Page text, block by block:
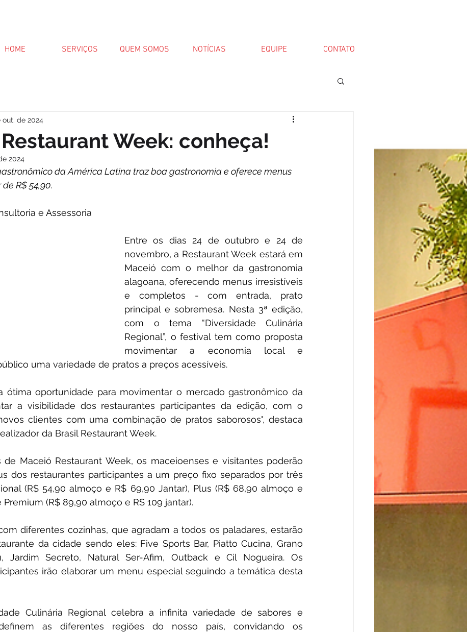
HOME SERVIÇOS QUEM SOMOS NOTÍCIAS EQUIPE CONTATO
Week: conheça!
out. de 2024
2024
da América Latina traz boa gastronomia e oferece menus
R$ 54,90.
e Assessoria
Entre os dias 24 de outubro e 24 de
novembro, a Restaurant Week estará em
Maceió com o melhor da gastronomia
alagoana, oferecendo menus irresistíveis
e completos - com entrada, prato
principal e sobremesa. Nesta 3ª edição,
com o tema “Diversidade Culinária
Regional”, o festival tem como proposta
movimentar a economia local e
uma variedade de pratos a preços acessíveis.
ótima oportunidade para movimentar o mercado gastronômico da
a visibilidade dos restaurantes participantes da edição, com o
clientes com uma combinação de pratos saborosos", destaca
da Brasil Restaurant Week.
Maceió Restaurant Week, os maceioenses e visitantes poderão
dos restaurantes participantes a um preço fixo separados por três
(R$ 54,90 almoço e R$ 69,90 Jantar), Plus (R$ 68,90 almoço e
Premium (R$ 89,90 almoço e R$ 109 jantar).
diferentes cozinhas, que agradam a todos os paladares, estarão
da cidade sendo eles: Five Sports Bar, Piatto Cucina, Grano
Jardim Secreto, Natural Ser-Afim, Outback e Cil Nogueira. Os
irão elaborar um menu especial seguindo a temática desta
Culinária Regional celebra a infinita variedade de sabores e
as diferentes regiões do nosso país, convidando os